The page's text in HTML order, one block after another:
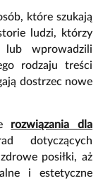
które szukają
ludzi, którzy
lub wprowadzili
rodzaju treści
dostrzec nowe
rozwiązania dla
dotyczących
posiłki, aż
i estetyczne